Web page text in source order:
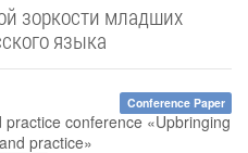
зоркости младших
языка
Conference Paper